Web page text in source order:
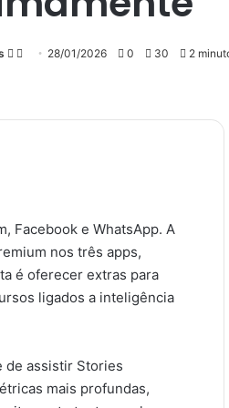
Follow
Mande
mail
28/01/2026 0 30 2
Facebook e WhatsApp. A
nos três apps,
é oferecer extras para
ligados a inteligência
de assistir Stories
mais profundas,